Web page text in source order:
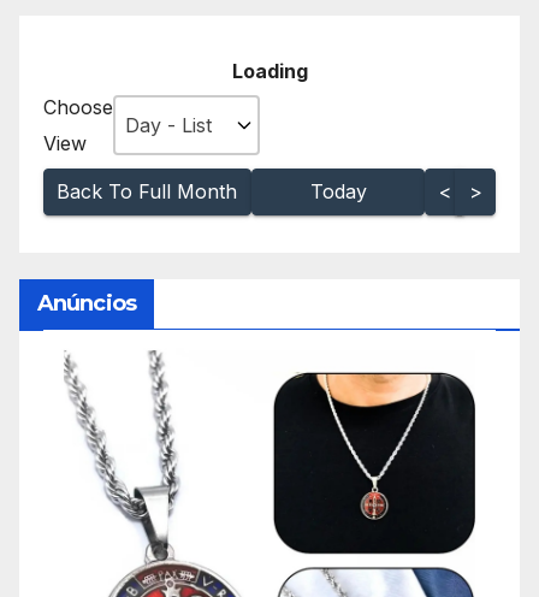
Skip Calendar
Loading - current view is
Loading
Choose
View
Back To Full Month Today < >
Anúncios